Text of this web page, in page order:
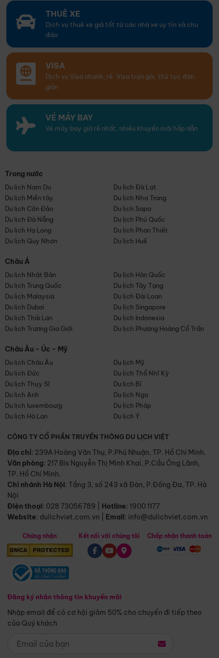
THUÊ XE
Dịch vụ thuê xe giá tốt từ các nhà xe uy tín và chu
đáo
VISA
Dịch vụ Visa nhanh, rẻ. Visa trọn gói, thủ tục đơn
giản
VÉ MÁY BAY
Vé máy bay giá rẻ nhất, nhiều khuyến mãi hấp dẫn
Trong nước
Du lịch Nam Du
Du lịch Đà Lạt
Du lịch Miền tây
Du lịch Nha Trang
Du lịch Côn Đảo
Du lịch Sapa
Du lịch Đà Nẵng
Du lịch Phú Quốc
Du lịch Hạ Long
Du lịch Phan Thiết
Du lịch Quy Nhơn
Du lịch Huế
Châu Á
Du lịch Nhật Bản
Du lịch Hàn Quốc
Du lịch Trung Quốc
Du lịch Tây Tạng
Du lịch Malaysia
Du lịch Đài Loan
Du lịch Dubai
Du lịch Singapore
Du lịch Thái Lan
Du lịch Indonesia
Du lịch Trương Gia Giới
Du lịch Phượng Hoàng Cổ Trấn
Châu Âu - Úc - Mỹ
Du lịch Châu Âu
Du lịch Mỹ
Du lịch Đức
Du lịch Thổ Nhĩ Kỳ
Du lịch Thụy Sĩ
Du lịch Bỉ
Du lịch Anh
Du lịch Nga
Du lịch luxembourg
Du lịch Pháp
Du lịch Hà Lan
Du lịch Ý
CÔNG TY CỔ PHẦN TRUYỀN THÔNG DU LỊCH VIỆT
Địa chỉ: 239A Hoàng Văn Thụ, P.Phú Nhuận, TP. Hồ Chí Minh.
Văn phòng: 217 Bis Nguyễn Thị Minh Khai, P.Cầu Ông Lãnh,
TP. Hồ Chí Minh.
Chi nhánh Hà Nội: Tầng 3, số 243 xã Đàn, P.Đống Đa, TP. Hà
Nội
Điện thoại: 028 73056789 Hotline: 1900 1177
Website: dulichviet.com.vn Email: info@dulichviet.com.vn
Chứng nhận
Đăng ký nhận thông tin khuyến mãi
Nhập email để có cơ hội giảm 50% cho chuyến đi tiếp theo
của Quý khách
Kết nối với chúng tôi Chấp nhận thanh toán